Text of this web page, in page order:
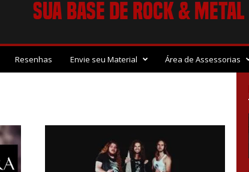
Resenhas Envie seu Material Área de Assessorias